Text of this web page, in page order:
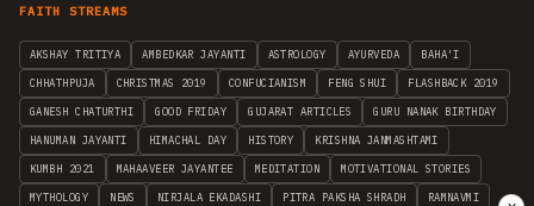
FAITH STREAMS
AKSHAY TRITIYA AMBEDKAR JAYANTI ASTROLOGY AYURVEDA BAHA'I
CHHATHPUJA CHRISTMAS 2019 CONFUCIANISM FENG SHUI FLASHBACK 2019
GANESH CHATURTHI GOOD FRIDAY GUJARAT ARTICLES GURU NANAK BIRTHDAY
HANUMAN JAYANTI HIMACHAL DAY HISTORY KRISHNA JANMASHTAMI
KUMBH 2021 MAHAAVEER JAYANTEE MEDITATION MOTIVATIONAL STORIES
MYTHOLOGY NEWS NIRJALA EKADASHI PITRA PAKSHA SHRADH RAMNAVMI